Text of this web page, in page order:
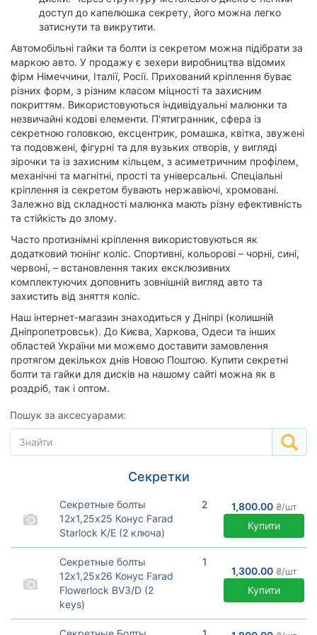
доступ до капелюшка секрету, його можна легко
затиснути та викрутити.
Автомобільні гайки та болти із секретом можна підібрати за
маркою авто. У продажу є зехери виробництва відомих
фірм Німеччини, Італії, Росії. Прихований кріплення буває
різних форм, з різним класом міцності та захисним
покриттям. Використовуються індивідуальні малюнки та
незвичайні кодові елементи. П'ятигранник, сфера із
секретною головкою, ексцентрик, ромашка, квітка, звужені
та подовжені, фігурні та для вузьких отворів, у вигляді
зірочки та із захисним кільцем, з асиметричним профілем,
механічні та магнітні, прості та універсальні. Спеціальні
кріплення із секретом бувають нержавіючі, хромовані.
Залежно від складності малюнка мають різну ефективність
та стійкість до злому.
Часто протизнімні кріплення використовуються як
додатковий тюнінг коліс. Спортивні, кольорові – чорні, сині,
червоні, – встановлення таких ексклюзивних
комплектуючих доповнить зовнішній вигляд авто та
захистить від зняття коліс.
Наш інтернет-магазин знаходиться у Дніпрі (колишній
Дніпропетровськ). До Києва, Харкова, Одеси та інших
областей України ми можемо доставити замовлення
протягом декількох днів Новою Поштою. Купити секретні
болти та гайки для дисків на нашому сайті можна як в
роздріб, так і оптом.
Пошук за аксесуарами:
Секретки
Секретные болты
12х1,25х25 Конус Farad
Starlock K/E (2 ключа)
Секретные болты Конус
премиум Farad серия
Starlock c вращающимся
кольцом. Производство
Италия.
2 1,800.00₴/шт
Купити
Секретные болты
12х1,25х26 Конус Farad
Flowerlock BV3/D (2
keys)
Секретки Farad Flowerlock
4 болта с вращающимся
1
1,300.00₴/шт
Купити